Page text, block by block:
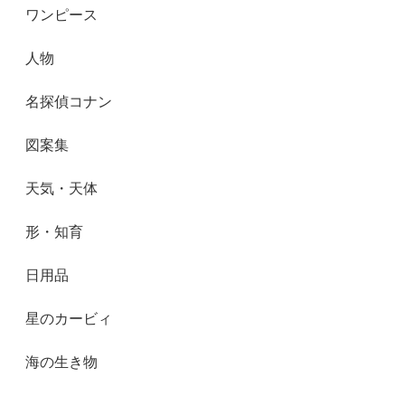
ワンピース
人物
名探偵コナン
図案集
天気・天体
形・知育
日用品
星のカービィ
海の生き物